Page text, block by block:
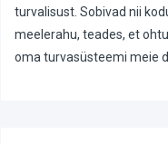
turvalisust. Sobivad nii
meelerahu, teades, et
oma turvasüsteemi meie